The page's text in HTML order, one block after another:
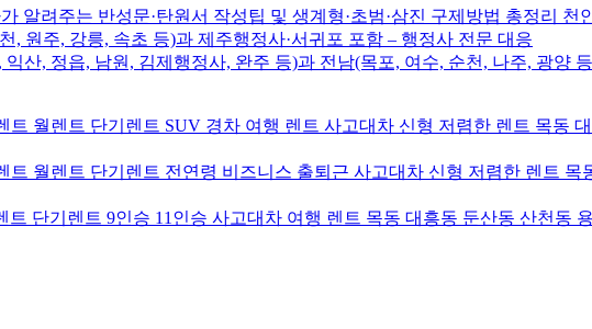
알려주는 반성문·탄원서 작성팁 및 생계형·초범·삼진 구제방법 총정리
, 원주, 강릉, 속초 등)과 제주행정사·서귀포 포함 – 행정사 전문 대응
산, 정읍, 남원, 김제행정사, 완주 등)과 전남(목포, 여수, 순천, 나주, 광양
트 월렌트 단기렌트 SUV 경차 여행 렌트 사고대차 신형 저렴한 렌트 목동
트 월렌트 단기렌트 전연령 비즈니스 출퇴근 사고대차 신형 저렴한 렌트
단기렌트 9인승 11인승 사고대차 여행 렌트 목동 대흥동 둔산동 산천동